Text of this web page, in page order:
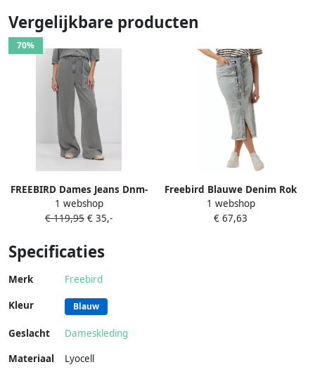
Vergelijkbare producten
70%
FREEBIRD Dames Jeans Dnm-
tencell-black-26-1 Grijs
1 webshop
€ 119,95 € 35,-
Freebird Blauwe Denim Rok
Sidney Blue Dames
1 webshop
€ 67,63
Specificaties
Merk Freebird
Kleur Blauw
Geslacht
Dameskleding
Materiaal
Lyocell